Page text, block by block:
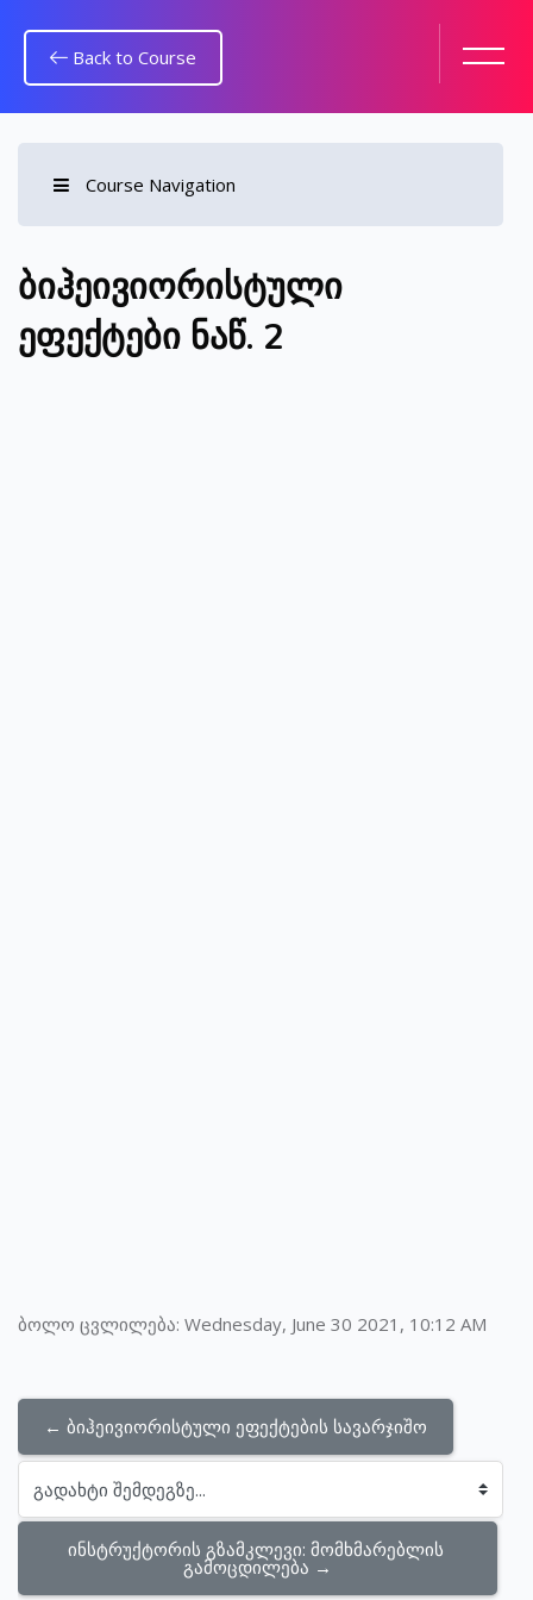
Back to Course
Course Navigation
გადადი მთავარ შინაარსზე
ბიჰეივიორისტული
ეფექტები ნაწ. 2
ბოლო ცვლილება: Wednesday, June 30 2021, 10:12 AM
← ბიჰეივიორისტული ეფექტების სავარჯიშო
გადახტი შემდეგზე...
ინსტრუქტორის გზამკლევი: მომხმარებლის
გამოცდილება →